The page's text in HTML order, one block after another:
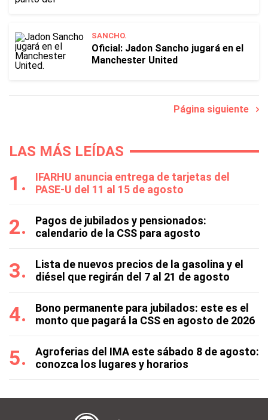
SANCHO.
Oficial: Jadon Sancho jugará en el
Manchester United
Página siguiente
LAS MÁS LEÍDAS
IFARHU anuncia entrega de tarjetas del
PASE-U del 11 al 15 de agosto
Pagos de jubilados y pensionados:
calendario de la CSS para agosto
Lista de nuevos precios de la gasolina y el
diésel que regirán del 7 al 21 de agosto
Bono permanente para jubilados: este es el
monto que pagará la CSS en agosto de 2026
Agroferias del IMA este sábado 8 de agosto:
conozca los lugares y horarios